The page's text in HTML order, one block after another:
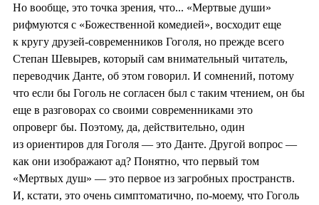
Но вообще, это точка зрения, что... «Мертвые души»
рифмуются с «Божественной комедией», восходит еще
к кругу друзей-современников Гоголя, но прежде всего
Степан Шевырев, который сам внимательный читатель,
переводчик Данте, об этом говорил. И сомнений, потому
что если бы Гоголь не согласен был с таким чтением, он бы
еще в разговорах со своими современниками это
опроверг бы. Поэтому, да, действительно, один
из ориентиров для Гоголя — это Данте. Другой вопрос —
как они изображают ад? Понятно, что первый том
«Мертвых душ» — это первое из загробных пространств.
И, кстати, это очень симптоматично, по-моему, что Гоголь